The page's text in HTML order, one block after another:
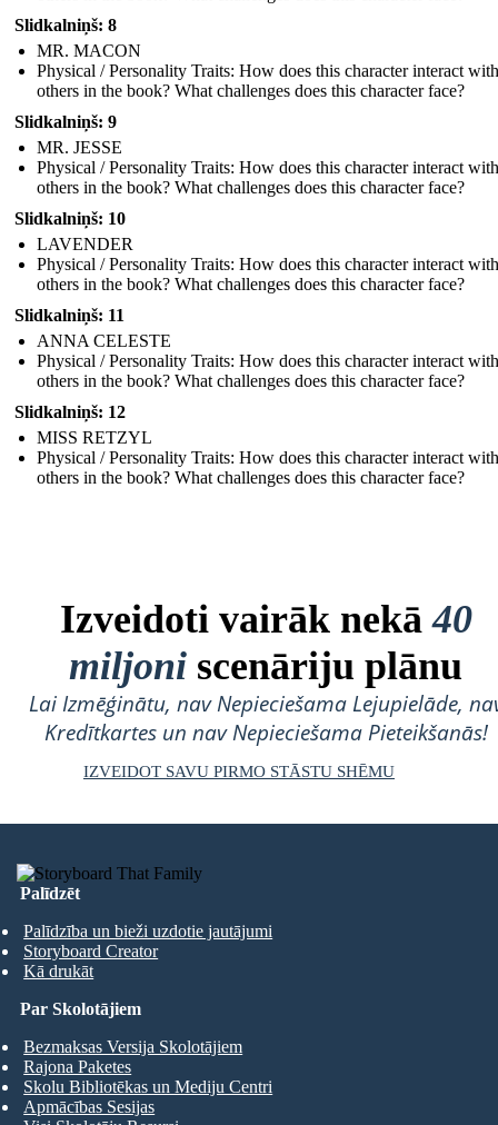
Slidkalniņš: 8
MR. MACON
Physical / Personality Traits: How does this character interact with
others in the book? What challenges does this character face?
Slidkalniņš: 9
MR. JESSE
Physical / Personality Traits: How does this character interact with
others in the book? What challenges does this character face?
Slidkalniņš: 10
LAVENDER
Physical / Personality Traits: How does this character interact with
others in the book? What challenges does this character face?
Slidkalniņš: 11
ANNA CELESTE
Physical / Personality Traits: How does this character interact with
others in the book? What challenges does this character face?
Slidkalniņš: 12
MISS RETZYL
Physical / Personality Traits: How does this character interact with
others in the book? What challenges does this character face?
Izveidoti vairāk nekā40
miljoni scenāriju plānu
Lai Izmēģinātu, nav Nepieciešama Lejupielāde,
Kredītkartes un nav Nepieciešama Pieteikšanās!
IZVEIDOT SAVU PIRMO STĀSTU SHĒMU
Palīdzēt
Palīdzība un bieži uzdotie jautājumi
Storyboard Creator
Kā drukāt
Par Skolotājiem
Bezmaksas Versija Skolotājiem
Rajona Paketes
Skolu Bibliotēkas un Mediju Centri
Apmācības Sesijas